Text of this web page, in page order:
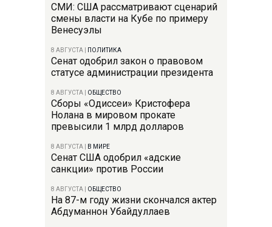
СМИ: США рассматривают сценарий
смены власти на Кубе по примеру
Венесуэлы
8 АВГУСТА ПОЛИТИКА
Сенат одобрил закон о правовом
статусе администрации президента
8 АВГУСТА ОБЩЕСТВО
Сборы «Одиссеи» Кристофера
Нолана в мировом прокате
превысили 1 млрд долларов
8 АВГУСТА В МИРЕ
Сенат США одобрил «адские
санкции» против России
8 АВГУСТА ОБЩЕСТВО
На 87-м году жизни скончался актер
Абдуманнон Убайдуллаев